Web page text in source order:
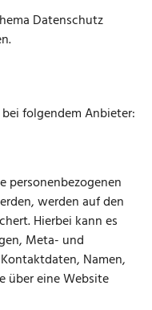
Datenschutz
folgendem Anbieter:
personenbezogenen
werden auf den
Hierbei kann es
Meta- und
Namen,
über eine Website